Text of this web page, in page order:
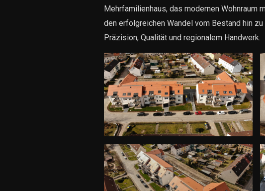
Mehrfamilienhaus, das modernen Wohnraum
den erfolgreichen Wandel vom Bestand hin
Präzision, Qualität und regionalem Handwerk.